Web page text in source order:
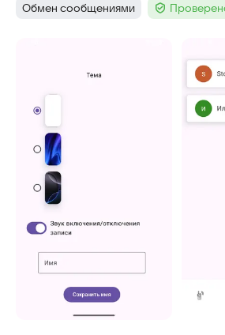
Тег:
Обмен сообщениями Тег :